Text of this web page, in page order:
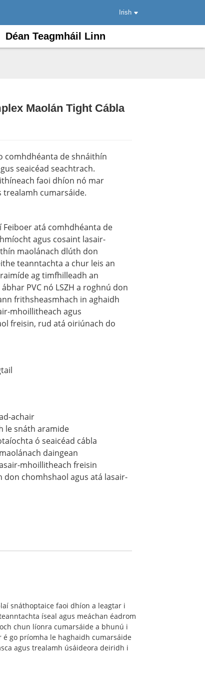
Irish
Déan Teagmháil Linn
Maolán Tight Cábla
comhdhéanta de shnáithín
seaicéad seachtrach.
faoi dhíon nó mar
cumarsáide.
Feiboer atá comhdhéanta de
agus cosaint lasair-
maolánach dlúth don
teanntachta a chur leis an
ag timfhilleadh an
PVC nó LSZH a roghnú don
frithsheasmhach in aghaidh
mhoillitheach agus
freisin, rud atá oiriúnach do
achair
le snáth aramide
ó seaicéad cábla
daingean
mhoillitheach freisin
don chomhshaol agus atá lasair-
snáthoptaice faoi dhíon a leagtar i
íseal agus meáchan éadrom
chun líonra cumarsáide a bhunú i
go príomha le haghaidh cumarsáide
agus trealamh úsáideora deiridh i